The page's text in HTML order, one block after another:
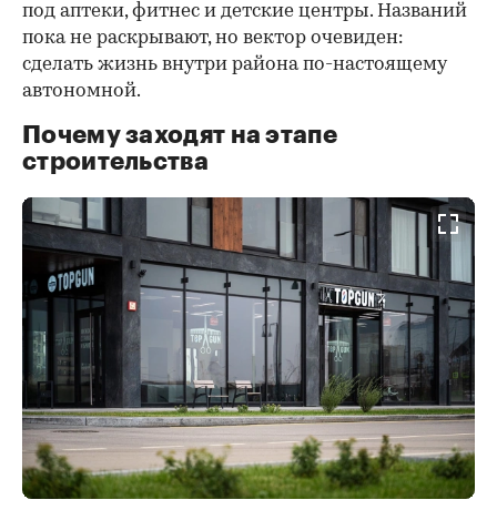
под аптеки, фитнес и детские центры. Названий
пока не раскрывают, но вектор очевиден:
сделать жизнь внутри района по-настоящему
автономной.
Почему заходят на этапе
строительства